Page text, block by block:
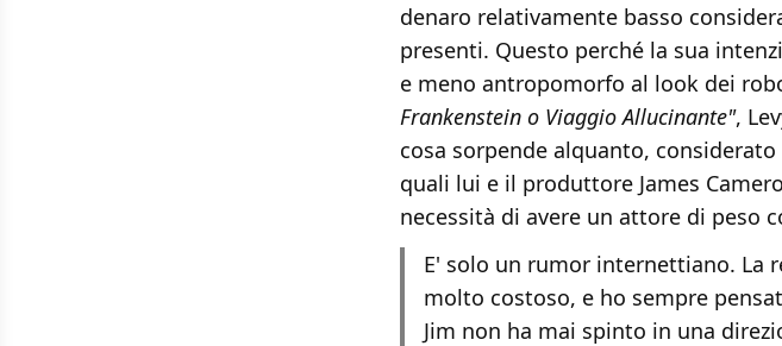
denaro relativamente basso
presenti. Questo perché la sua
e meno antropomorfo al look dei
Frankenstein o Viaggio Allucinante",
cosa sorpende alquanto,
quali lui e il produttore James
necessità di avere un attore di peso
E' solo un rumor internettiano. La
molto costoso, e ho sempre
Jim non ha mai spinto in una